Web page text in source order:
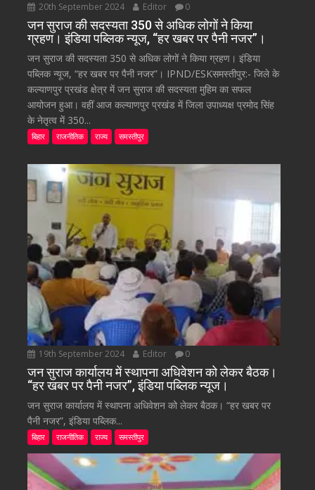
20th September 2024 Editor 0
जन सुराज की सदस्यता 350 से अधिक लोगों ने किया
ग्रहण। इंडिया पब्लिक न्यूज, “हर खबर पर पैनी नजर”।
जन सुराज की सदस्यता 350 से अधिक लोगों ने किया ग्रहण। इंडिया
पब्लिक न्यूज, “हर खबर पर पैनी नजर”। IPND/ESKसमस्तीपुर:- जिले के
कल्याणपुर प्रखंड क्षेत्र में जन सुराज की सदस्यता मुहिम का सफल
आयोजन हुआ। वहीं आज कल्याणपुर प्रखंड में जिला उपाध्यक्ष प्रमोद सिंह
के नेतृत्व में 350...
बिहार राजनीतिक राज्य समस्तीपुर
19th September 2024 Editor 0
जन सुराज कार्यालय में स्थापना अधिवेशन को लेकर बैठक।
“हर खबर पर पैनी नजर”, इंडिया पब्लिक न्यूज।
जन सुराज कार्यालय में स्थापना अधिवेशन को लेकर बैठक। “हर खबर पर
पैनी नजर”, इंडिया पब्लिक...
बिहार राजनीतिक राज्य समस्तीपुर